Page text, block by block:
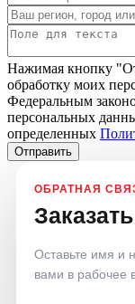
Нажимая кнопку
обработку моих
Федеральным
персональных
определенных
Отправить
Оставьте имя и
вами в рабочее